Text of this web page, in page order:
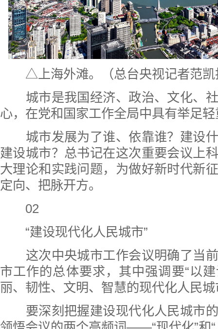
△上海外滩。（总台央视记者范凯
城市是我国经济、政治、文化、社
心，在党和国家工作全局中具有举足
城市发展为了谁、依靠谁？建设什
建设城市？总书记在这次重要会议上
大理论和实践问题，为做好新时代新
定向、把脉开方。
02
“建设现代化人民城市”
这次中央城市工作会议明确了当前
市工作的总体要求，其中强调要“以
丽、韧性、文明、智慧的现代化人民城
要深刻把握建设现代化人民城市的